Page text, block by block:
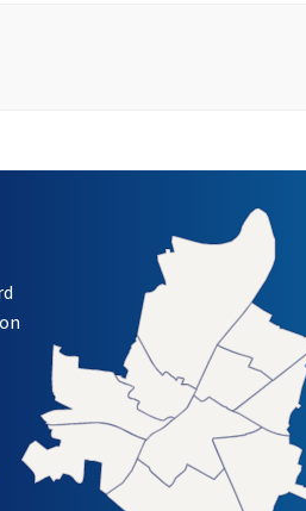
DE LA VILLE D'ANGERS